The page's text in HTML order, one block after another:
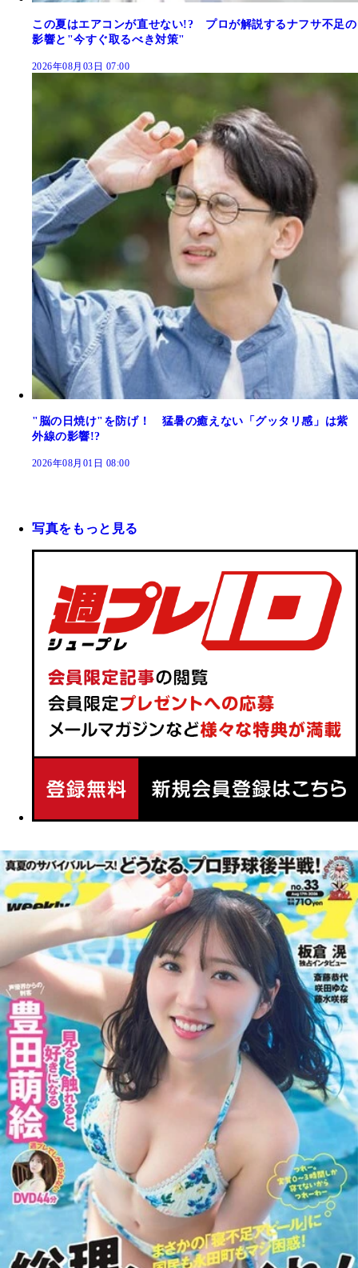
この夏はエアコンが直せない!? プロが解説するナフサ不足の
影響と"今すぐ取るべき対策"
2026年08月03日 07:00
"脳の日焼け"を防げ！ 猛暑の癒えない「グッタリ感」は紫
外線の影響!?
2026年08月01日 08:00
写真をもっと見る